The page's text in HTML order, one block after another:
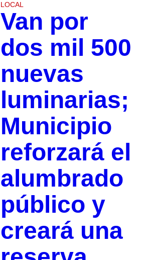
LOCAL
Van por
dos mil 500
nuevas
luminarias;
Municipio
reforzará el
alumbrado
público y
creará una